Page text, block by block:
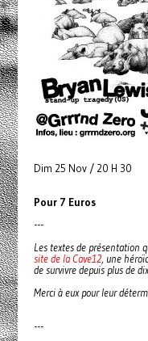
Dim 25 Nov / 20 H 30
Pour 7 Euros
---
Les textes de présentation
site de la Cave12, une
de survivre depuis plus de
Merci à eux pour leur
---